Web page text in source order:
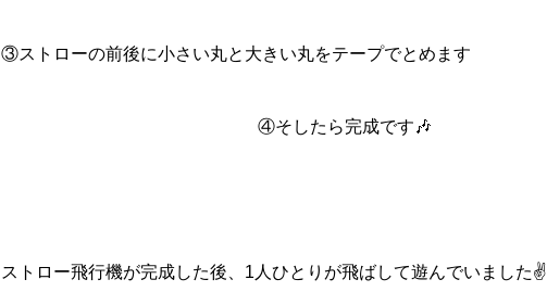
③ストローの前後に小さい丸と大きい丸をテープでとめます
④そしたら完成です🎶
ストロー飛行機が完成した後、1人ひとりが飛ばして遊んでいました✌️